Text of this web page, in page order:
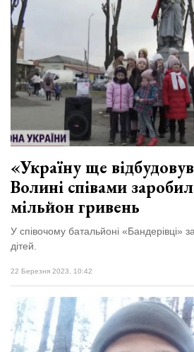
«Україну ще
Волині співами
мільйон гривень
У співочому батальйоні «Бандерівці»
дітей.
22 Березня 2023, 10:42